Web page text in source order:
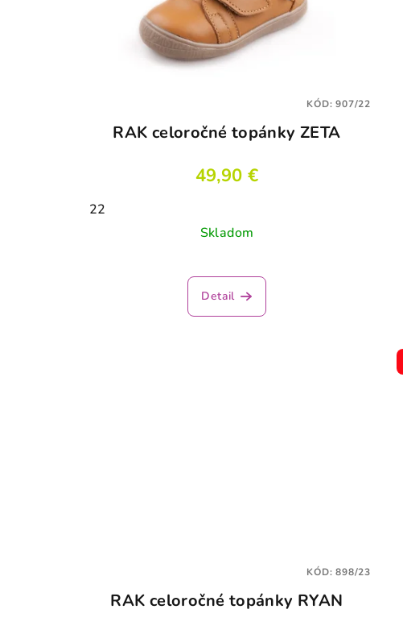
RAK celoročné topánky ZETA
49,90 €
22
Skladom
Detail
KÓD:907/22
RAK celoročné topánky RYAN
KÓD:898/23